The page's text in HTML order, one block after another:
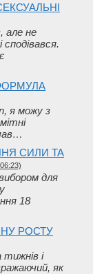
але не
я можу з
СИЛИ ТА
для
18
РОСТУ
і
як